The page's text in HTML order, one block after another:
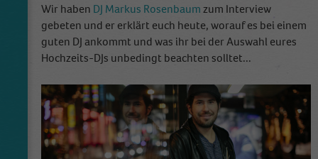
Wir haben DJ Markus Rosenbaumzum Interview
gebeten und er erklärt euch heute, worauf es bei einem
guten DJ ankommt und was ihr bei der Auswahl eures
Hochzeits-DJs unbedingt beachten solltet...